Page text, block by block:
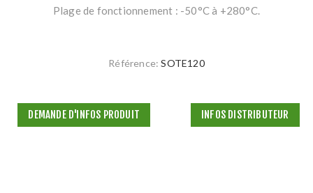
Plage de fonctionnement : -50°C à +280°C.
Référence: SOTE120
DEMANDE D'INFOS PRODUIT INFOS DISTRIBUTEUR